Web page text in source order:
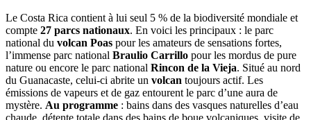
Le Costa Rica contient à lui seul 5 % de la biodiversité mondiale et
compte 27 parcs nationaux. En voici les principaux : le parc
national du volcan Poas pour les amateurs de sensations fortes,
l’immense parc national Braulio Carrillo pour les mordus de pure
nature ou encore le parc national Rincon de la Vieja. Situé au nord
du Guanacaste, celui-ci abrite un volcan toujours actif. Les
émissions de vapeurs et de gaz entourent le parc d’une aura de
mystère. Au programme : bains dans des vasques naturelles d’eau
chaude, détente totale dans des bains de boue volcaniques, visite de